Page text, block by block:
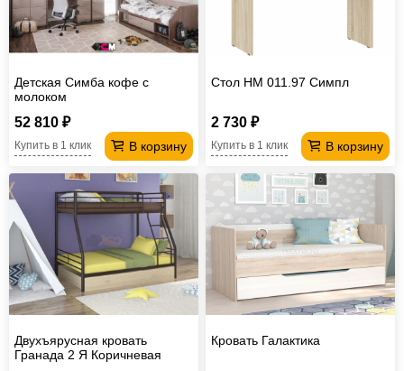
Детская Симба кофе с
молоком
52 810 ₽
В корзину
Купить в 1 клик
Стол НМ 011.97 Симпл
2 730 ₽
В корзину
Купить в 1 клик
Двухъярусная кровать
Гранада 2 Я Коричневая
Кровать Галактика